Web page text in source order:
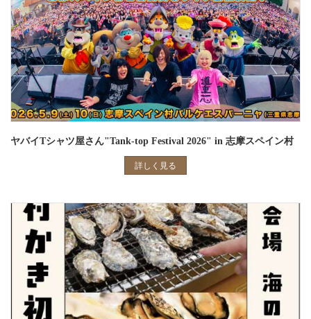
ヤバイTシャツ屋さん"Tank-top Festival 2026" in 志摩スペイン村
詳しく見る